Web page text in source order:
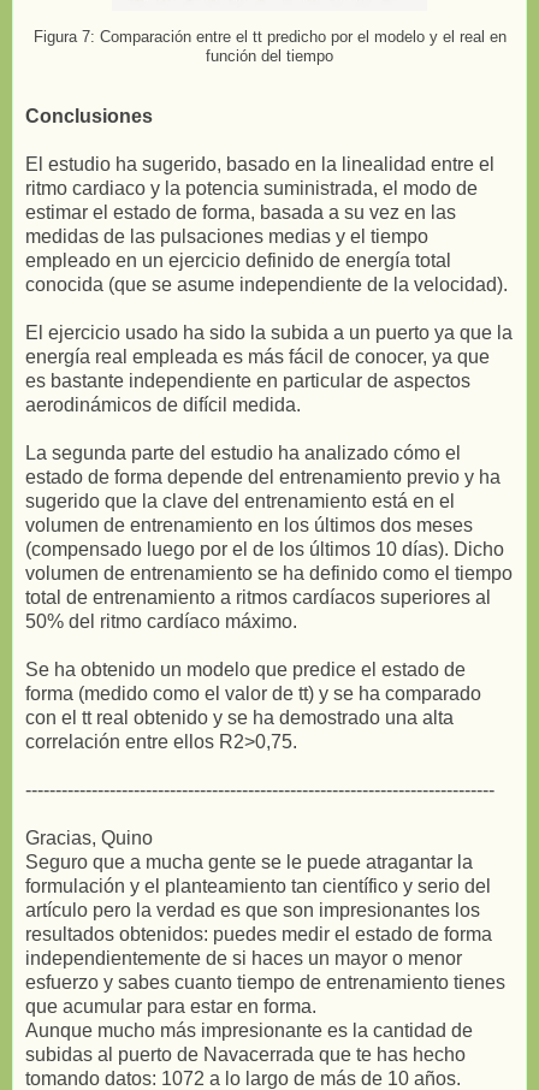
Figura 7: Comparación entre el tt predicho por el modelo y el real en
función del tiempo
Conclusiones
El estudio ha sugerido, basado en la linealidad entre el
ritmo cardiaco y la potencia suministrada, el modo de
estimar el estado de forma, basada a su vez en las
medidas de las pulsaciones medias y el tiempo
empleado en un ejercicio definido de energía total
conocida (que se asume independiente de la velocidad).
El ejercicio usado ha sido la subida a un puerto ya que la
energía real empleada es más fácil de conocer, ya que
es bastante independiente en particular de aspectos
aerodinámicos de difícil medida.
La segunda parte del estudio ha analizado cómo el
estado de forma depende del entrenamiento previo y ha
sugerido que la clave del entrenamiento está en el
volumen de entrenamiento en los últimos dos meses
(compensado luego por el de los últimos 10 días). Dicho
volumen de entrenamiento se ha definido como el tiempo
total de entrenamiento a ritmos cardíacos superiores al
50% del ritmo cardíaco máximo.
Se ha obtenido un modelo que predice el estado de
forma (medido como el valor de tt) y se ha comparado
con el tt real obtenido y se ha demostrado una alta
correlación entre ellos R2>0,75.
------------------------------------------------------------------------------
Gracias, Quino
Seguro que a mucha gente se le puede atragantar la
formulación y el planteamiento tan científico y serio del
artículo pero la verdad es que son impresionantes los
resultados obtenidos: puedes medir el estado de forma
independientemente de si haces un mayor o menor
esfuerzo y sabes cuanto tiempo de entrenamiento tienes
que acumular para estar en forma.
Aunque mucho más impresionante es la cantidad de
subidas al puerto de Navacerrada que te has hecho
tomando datos: 1072 a lo largo de más de 10 años.